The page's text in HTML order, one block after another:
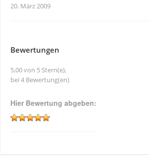
20. März 2009
Bewertungen
5,00 von 5 Stern(e),
bei 4 Bewertung(en)
Hier Bewertung abgeben: